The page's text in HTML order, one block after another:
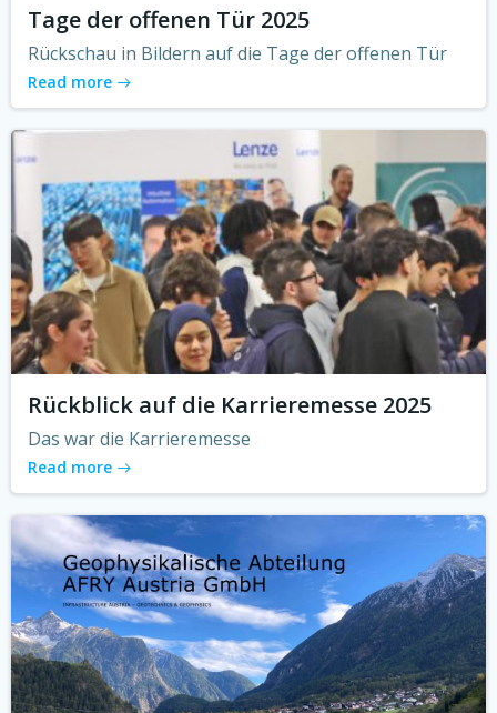
Tage der offenen Tür 2025
Rückschau in Bildern auf die Tage der offenen Tür
Read more
Rückblick auf die Karrieremesse 2025
Das war die Karrieremesse
Read more